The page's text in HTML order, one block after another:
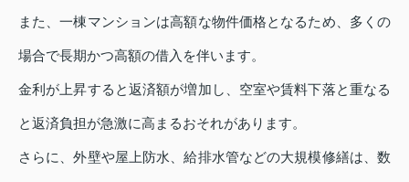
また、一棟マンションは高額な物件価格となるため、多くの
場合で長期かつ高額の借入を伴います。
金利が上昇すると返済額が増加し、空室や賃料下落と重なる
と返済負担が急激に高まるおそれがあります。
さらに、外壁や屋上防水、給排水管などの大規模修繕は、数